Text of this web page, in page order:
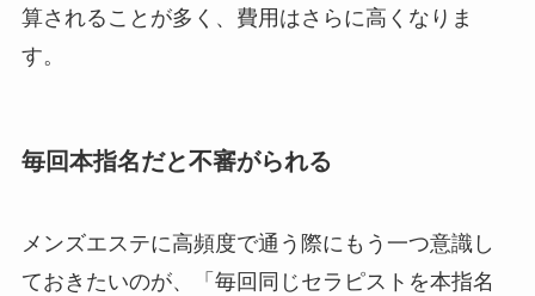
算されることが多く、費用はさらに高くなりま
す。
毎回本指名だと不審がられる
メンズエステに高頻度で通う際にもう一つ意識し
ておきたいのが、「毎回同じセラピストを本指名